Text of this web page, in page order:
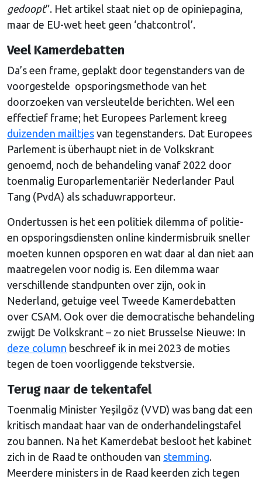
gedoopt”. Het artikel staat niet op de opiniepagina,
maar de EU-wet heet geen ‘chatcontrol’.
Veel Kamerdebatten
Da’s een frame, geplakt door tegenstanders van de
voorgestelde opsporingsmethode van het
doorzoeken van versleutelde berichten. Wel een
effectief frame; het Europees Parlement kreeg
duizenden mailtjes van tegenstanders. Dat Europees
Parlement is überhaupt niet in de Volkskrant
genoemd, noch de behandeling vanaf 2022 door
toenmalig Europarlementariër Nederlander Paul
Tang (PvdA) als schaduwrapporteur.
Ondertussen is het een politiek dilemma of politie-
en opsporingsdiensten online kindermisbruik sneller
moeten kunnen opsporen en wat daar al dan niet aan
maatregelen voor nodig is. Een dilemma waar
verschillende standpunten over zijn, ook in
Nederland, getuige veel Tweede Kamerdebatten
over CSAM. Ook over die democratische behandeling
zwijgt De Volkskrant – zo niet Brusselse Nieuwe: In
deze column beschreef ik in mei 2023 de moties
tegen de toen voorliggende tekstversie.
Terug naar de tekentafel
Toenmalig Minister Yeşilgöz (VVD) was bang dat een
kritisch mandaat haar van de onderhandelingstafel
zou bannen. Na het Kamerdebat besloot het kabinet
zich in de Raad te onthouden van stemming.
Meerdere ministers in de Raad keerden zich tegen